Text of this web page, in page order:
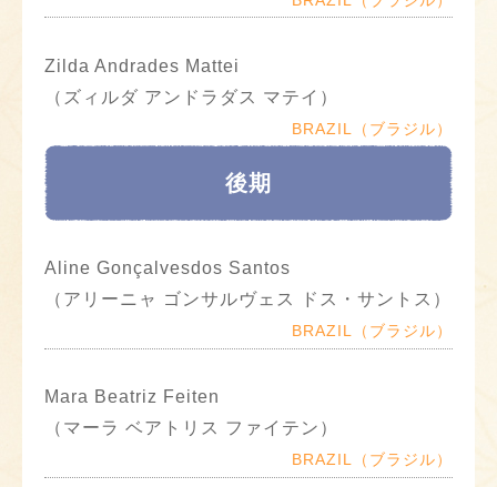
Zilda Andrades Mattei
（ズィルダ アンドラダス マテイ）
BRAZIL（ブラジル）
後期
Aline Gonçalvesdos Santos
（アリーニャ ゴンサルヴェス ドス・サントス）
BRAZIL（ブラジル）
Mara Beatriz Feiten
（マーラ ベアトリス ファイテン）
BRAZIL（ブラジル）